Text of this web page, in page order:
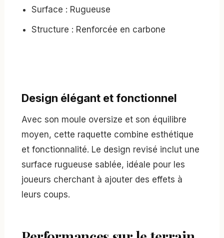
Surface : Rugueuse
Structure : Renforcée en carbone
Design élégant et fonctionnel
Avec son moule oversize et son équilibre
moyen, cette raquette combine esthétique
et fonctionnalité. Le design revisé inclut une
surface rugueuse sablée, idéale pour les
joueurs cherchant à ajouter des effets à
leurs coups.